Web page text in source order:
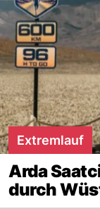
Extremlauf
Arda
durch